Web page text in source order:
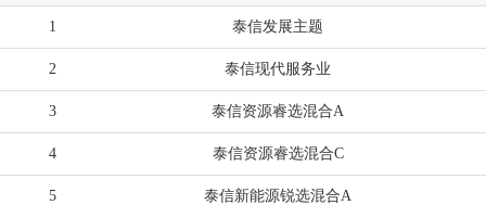
1 泰信发展主题
2 泰信现代服务业
3 泰信资源睿选混合A
4 泰信资源睿选混合C
5 泰信新能源锐选混合A